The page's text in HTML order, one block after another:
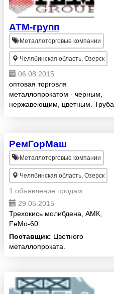
АТМ-групп
Металлоторговые компании
Челябинская область, Озерск
06.08.2015
оптовая торговля
металлопрокатом - черным,
нержавеющим, цветным. Труба,
Восстановленные трубы.
РемГорМаш
Металлоторговые компании
Челябинская область, Озерск
1 объявление продам
29.05.2015
Трехокись молибдена, АМК,
FeMo-60
Поставщик: Цветного
металлопроката.